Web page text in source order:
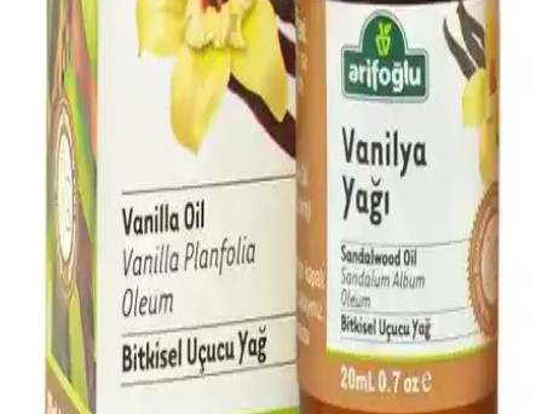
Lavanta sabunu, doğal içerikleriyle cildi nazikçe temizlerken,
rahatlatıcı etkisiyle stres azaltır ve cilt sağlığını destekler. Kimyasal
içermeyen formülüyle hassas ciltler için idealdir.
Lavanta Sabunu: Doğal ve Rahatlatıcı Cilt Bakımı
İçin En İyi Seçenekler
Lavanta sabunu, doğal içerikleriyle cildi temizlerken ruhu da
rahatlatır. Antiseptik özellikleri ve ferahlatıcı kokusuyla günlük
bakımda ideal bir seçenektir.
Lavanta Ferahlatıcı Doğal Duş Jeli: Organik ve
Rahatlatıcı Kişisel Bakım Ürünü
Lavanta içeren doğal duş jeli, cildi yatıştırır, ruhu rahatlatır ve
kimyasal içeriklere karşı doğal bir alternatif sunar. Günlük
kullanımda ferahlatıcı ve sakinleştirici etkileriyle öne çıkar.